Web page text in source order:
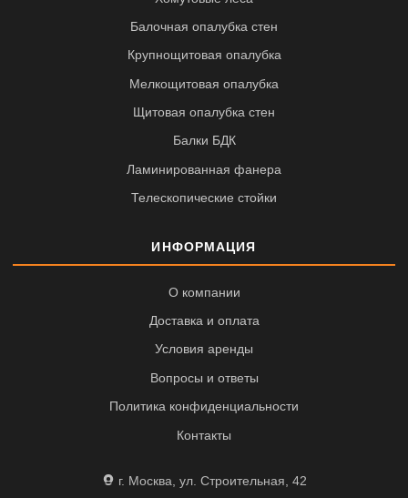
Балочная опалубка стен
Крупнощитовая опалубка
Мелкощитовая опалубка
Щитовая опалубка стен
Балки БДК
Ламинированная фанера
Телескопические стойки
ИНФОРМАЦИЯ
О компании
Доставка и оплата
Условия аренды
Вопросы и ответы
Политика конфиденциальности
Контакты
г. Москва, ул. Строительная, 42